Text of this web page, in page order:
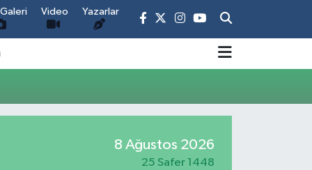
Video Yazarlar
8 Ağustos 2026
25 Safer 1448